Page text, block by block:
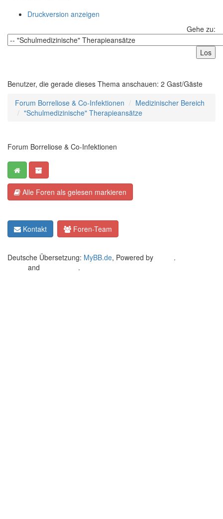
Druckversion anzeigen
Gehe zu:
Benutzer, die gerade dieses Thema anschauen: 2 Gast/Gäste
Forum Borreliose & Co-Infektionen
Medizinischer Bereich
"Schulmedizinische" Therapieansätze
Forum Borreliose & Co-Infektionen
Alle Foren als gelesen markieren
Kontakt Foren-Team
Deutsche Übersetzung: MyBB.de, Powered by .
and .